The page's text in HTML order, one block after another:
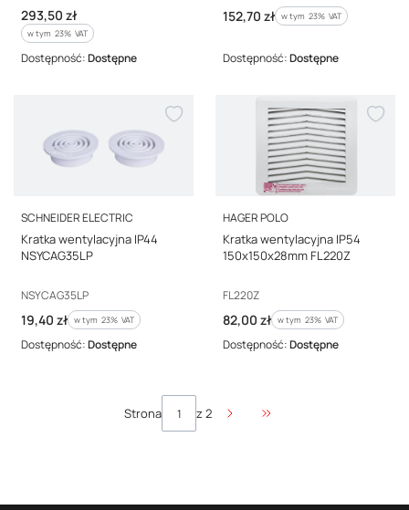
Cena brutto
293,50 zł
w tym %s VAT
w tym 23% VAT
Dostępność:Dostępne
Cena brutto
152,70 zł w tym %s VAT
w tym 23% VAT
Dostępność:Dostępne
PRODUCENT
SCHNEIDER ELECTRIC
Kratka wentylacyjna IP44
NSYCAG35LP
Kod producenta
NSYCAG35LP
Cena brutto
19,40 zł w tym %s VAT
w tym 23% VAT
Dostępność:Dostępne
PRODUCENT
HAGER POLO
Kratka wentylacyjna IP54
150x150x28mm FL220Z
Kod producenta
FL220Z
Cena brutto
82,00 zł w tym %s VAT
w tym 23% VAT
Dostępność:Dostępne
Strona z 2
Przejdź do ostatniej